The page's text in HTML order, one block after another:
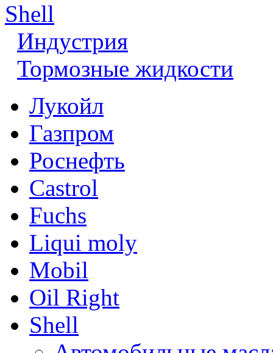
Shell
Индустрия
Тормозные жидкости
Лукойл
Газпром
Роснефть
Castrol
Fuchs
Liqui moly
Mobil
Oil Right
Shell